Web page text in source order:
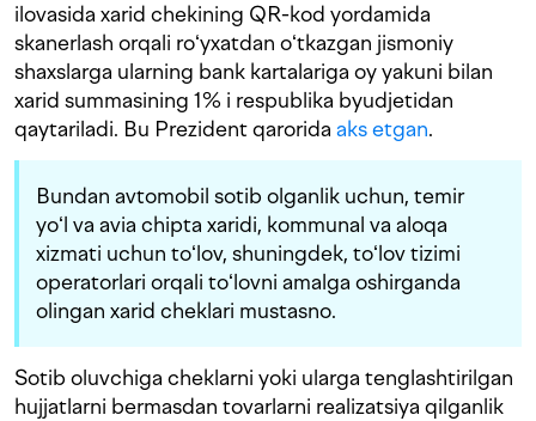
ilovasida xarid chekining QR-kod yordamida
skanerlash orqali roʻyxatdan oʻtkazgan jismoniy
shaxslarga ularning bank kartalariga oy yakuni bilan
xarid summasining 1% i respublika byudjetidan
qaytariladi. Bu Prezident qarorida aks etgan.
Bundan avtomobil sotib olganlik uchun, temir
yoʻl va avia chipta xaridi, kommunal va aloqa
xizmati uchun toʻlov, shuningdek, toʻlov tizimi
operatorlari orqali toʻlovni amalga oshirganda
olingan xarid cheklari mustasno.
Sotib oluvchiga cheklarni yoki ularga tenglashtirilgan
hujjatlarni bermasdan tovarlarni realizatsiya qilganlik